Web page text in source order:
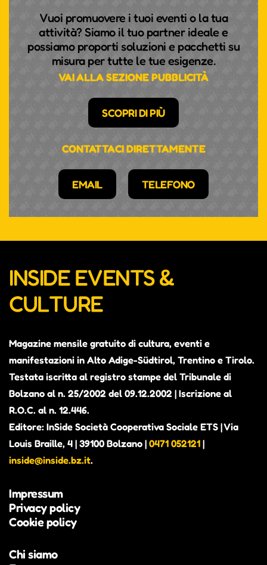
Vuoi promuovere i tuoi eventi o la tua
attività? Siamo il tuo partner ideale e
possiamo proporti soluzioni e pacchetti su
misura per tutte le tue esigenze.
VAI ALLA SEZIONE PUBBLICITÀ
SCOPRI DI PIÙ
CONTATTACI DIRETTAMENTE
EMAIL TELEFONO
INSIDE EVENTS &
CULTURE
Magazine mensile gratuito di cultura, eventi e
manifestazioni in Alto Adige-Südtirol, Trentino e Tirolo.
Testata iscritta al registro stampe del Tribunale di
Bolzano al n. 25/2002 del 09.12.2002 | Iscrizione al
R.O.C. al n. 12.446.
Editore: InSide Società Cooperativa Sociale ETS | Via
Louis Braille, 4 | 39100 Bolzano | 0471 052121 |
inside@inside.bz.it.
Impressum
Privacy policy
Cookie policy
Chi siamo